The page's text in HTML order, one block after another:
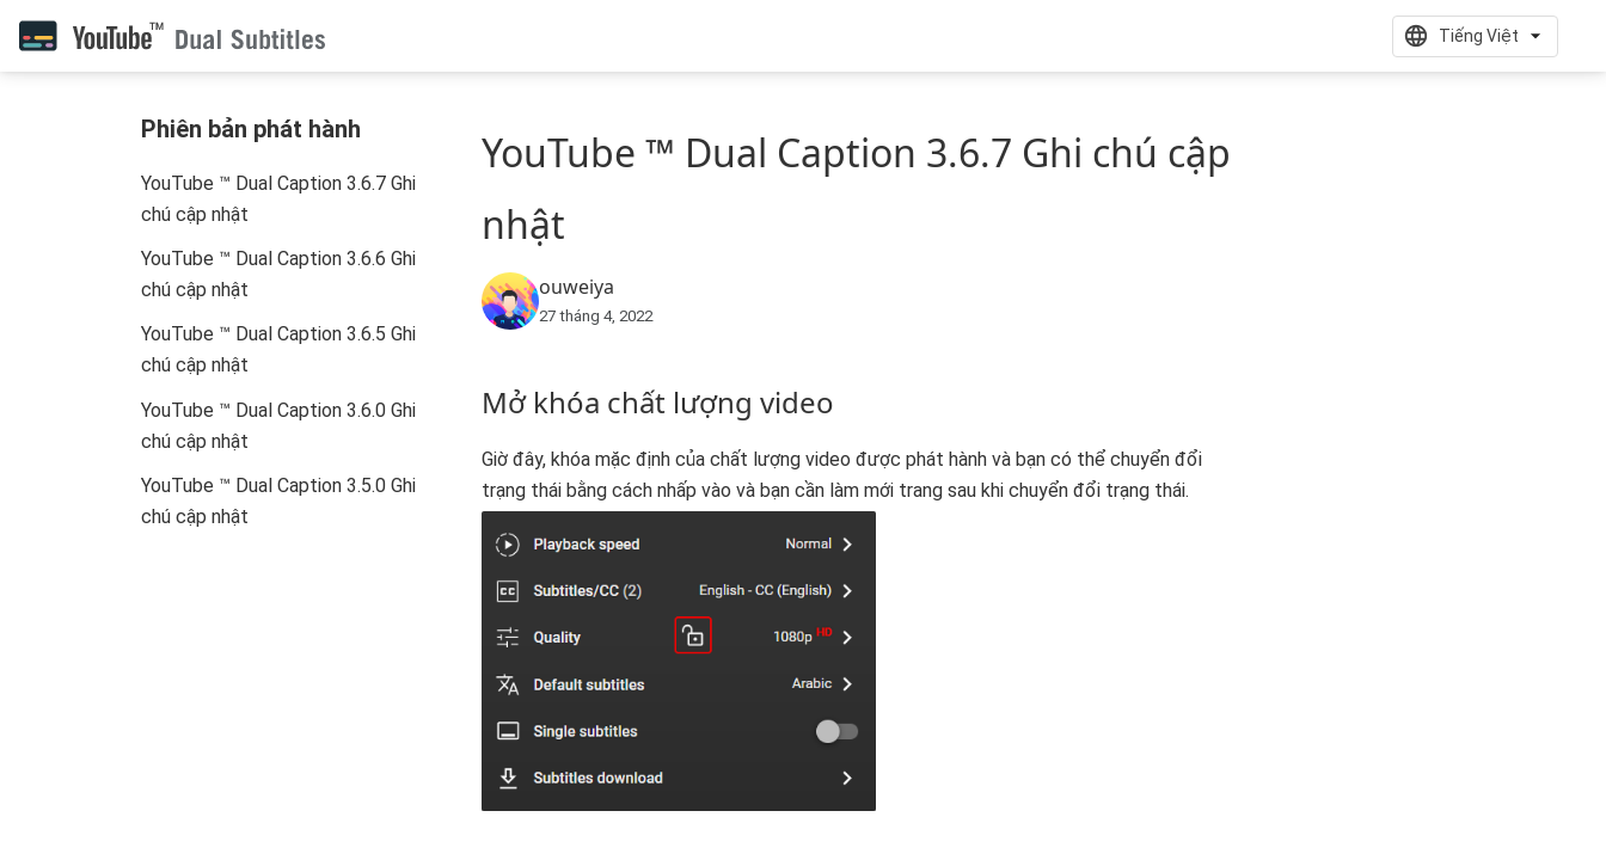
Tiếng Việt
Phiên bản phát hành
YouTube ™ Dual Caption 3.6.7 Ghi
chú cập nhật
YouTube ™ Dual Caption 3.6.6 Ghi
chú cập nhật
YouTube ™ Dual Caption 3.6.5 Ghi
chú cập nhật
YouTube ™ Dual Caption 3.6.0 Ghi
chú cập nhật
YouTube ™ Dual Caption 3.5.0 Ghi
chú cập nhật
YouTube ™ Dual Caption 3.6.7 Ghi chú cập
nhật
ouweiya
27 tháng 4, 2022
Mở khóa chất lượng video
Giờ đây, khóa mặc định của chất lượng video được phát hành và bạn có thể chuyển đổi
trạng thái bằng cách nhấp vào và bạn cần làm mới trang sau khi chuyển đổi trạng thái.